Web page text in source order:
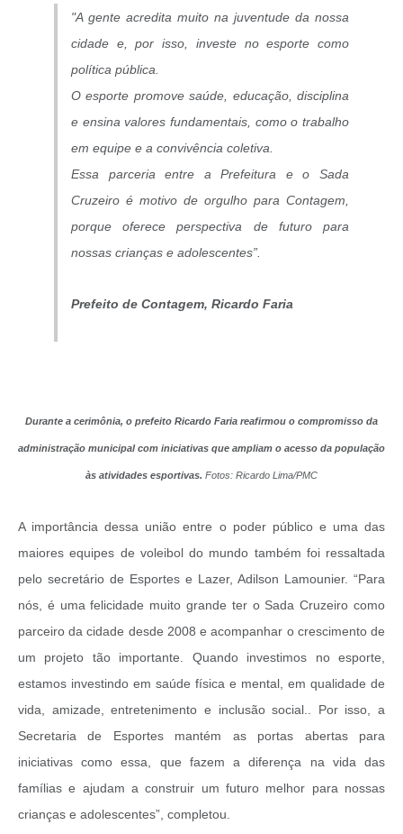
"A gente acredita muito na juventude da nossa
cidade e, por isso, investe no esporte como
política pública.
O esporte promove saúde, educação, disciplina
e ensina valores fundamentais, como o trabalho
em equipe e a convivência coletiva.
Essa parceria entre a Prefeitura e o Sada
Cruzeiro é motivo de orgulho para Contagem,
porque oferece perspectiva de futuro para
nossas crianças e adolescentes”.
Prefeito de Contagem, Ricardo Faria
Durante a cerimônia, o prefeito Ricardo Faria reafirmou o compromisso da
administração municipal com iniciativas que ampliam o acesso da população
às atividades esportivas. Fotos: Ricardo Lima/PMC
A importância dessa união entre o poder público e uma das
maiores equipes de voleibol do mundo também foi ressaltada
pelo secretário de Esportes e Lazer, Adilson Lamounier. “Para
nós, é uma felicidade muito grande ter o Sada Cruzeiro como
parceiro da cidade desde 2008 e acompanhar o crescimento de
um projeto tão importante. Quando investimos no esporte,
estamos investindo em saúde física e mental, em qualidade de
vida, amizade, entretenimento e inclusão social.. Por isso, a
Secretaria de Esportes mantém as portas abertas para
iniciativas como essa, que fazem a diferença na vida das
famílias e ajudam a construir um futuro melhor para nossas
crianças e adolescentes”, completou.